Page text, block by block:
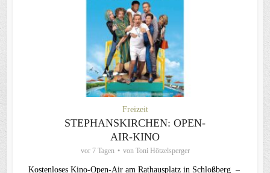
Freizeit
STEPHANSKIRCHEN: OPEN-
AIR-KINO
vor 7 Tagen von Toni Hötzelsperger
Kostenloses Kino-Open-Air am Rathausplatz in Schloßberg –